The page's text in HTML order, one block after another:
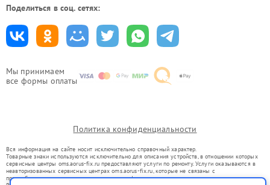
Мы принимаем
все формы оплаты
Поделиться в соц. сетях:
Политика конфиденциальности
Вся информация на сайте носит исключительно справочный характер.
Товарные знаки используются исключительно для описания устройств, в отношении которых
сервисные центры oms.aorus-fix.ru предоставляют услуги по ремонту. Услуги оказываются в
неавторизованных сервисных центрах oms.aorus-fix.ru, которые не связаны с
правообладателями товарных знаков или их официальными представителями.